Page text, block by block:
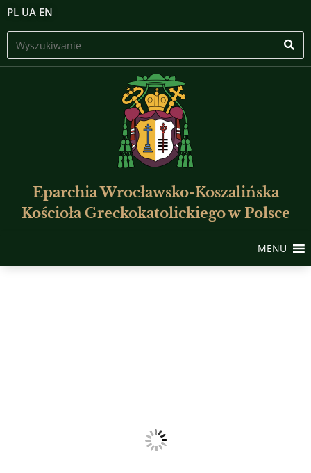
PL UA EN
Eparchia Wrocławsko-Koszalińska
Kościoła Greckokatolickiego w Polsce
MENU